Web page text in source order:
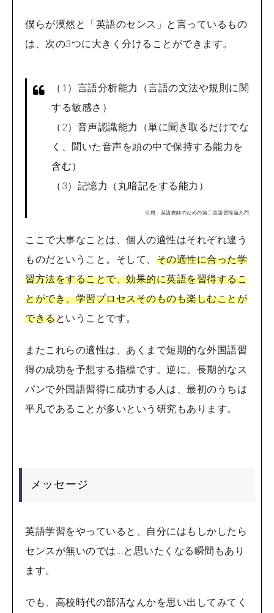
僕らが漠然と「英語のセンス」と言っているもの
は、次の3つに大きく分けることができます。
（1）言語分析能力（言語の文法や規則に関
する敏感さ）
（2）音声認識能力（単に聞き取るだけでな
く、聞いた音声を頭の中で保持する能力を
含む）
（3）記憶力（丸暗記をする能力）
引用：英語教師のための第二言語習得論入門
ここで大事なことは、個人の適性はそれぞれ違う
ものだということ。そして、 その適性に合った学
習方法をすることで、効果的に英語を習得するこ
とができ、学習プロセスそのものも楽しむことが
できるということです。
またこれらの適性は、あくまで短期的な外国語習
得の成功を予想する指標です。逆に、長期的なス
パンで外国語習得に成功する人は、最初のうちは
平凡であることが多いという研究もあります。
メッセージ
英語学習をやっていると、自分にはもしかしたら
センスが無いのでは…と思いたくなる瞬間もあり
ます。
でも、高校時代の部活なんかを思い出してみてく